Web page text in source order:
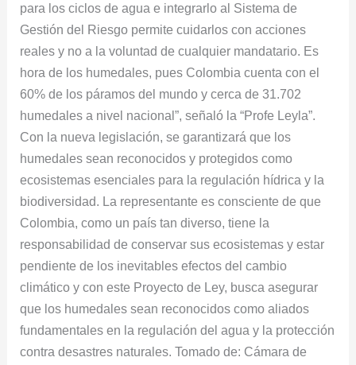
para los ciclos de agua e integrarlo al Sistema de
Gestión del Riesgo permite cuidarlos con acciones
reales y no a la voluntad de cualquier mandatario. Es
hora de los humedales, pues Colombia cuenta con el
60% de los páramos del mundo y cerca de 31.702
humedales a nivel nacional”, señaló la “Profe Leyla”.
Con la nueva legislación, se garantizará que los
humedales sean reconocidos y protegidos como
ecosistemas esenciales para la regulación hídrica y la
biodiversidad. La representante es consciente de que
Colombia, como un país tan diverso, tiene la
responsabilidad de conservar sus ecosistemas y estar
pendiente de los inevitables efectos del cambio
climático y con este Proyecto de Ley, busca asegurar
que los humedales sean reconocidos como aliados
fundamentales en la regulación del agua y la protección
contra desastres naturales. Tomado de: Cámara de